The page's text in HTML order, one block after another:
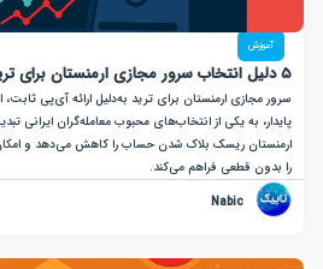
ارمنستان برای ترید به‌دلیل ارائه آی‌پی ثابت، امنیت
قطعی فراهم می‌کند.
Nabic